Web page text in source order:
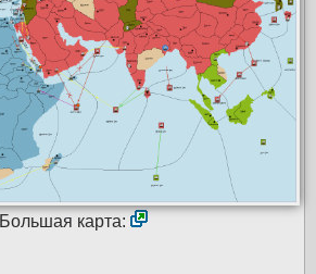
Большая карта: